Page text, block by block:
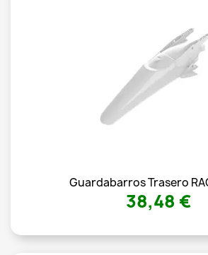
Guardabarros Trasero
38,48 €